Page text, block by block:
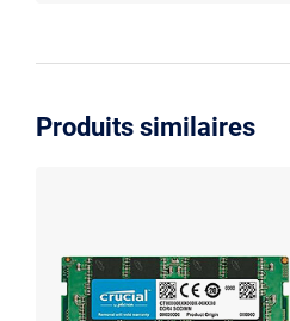
Produits similaires